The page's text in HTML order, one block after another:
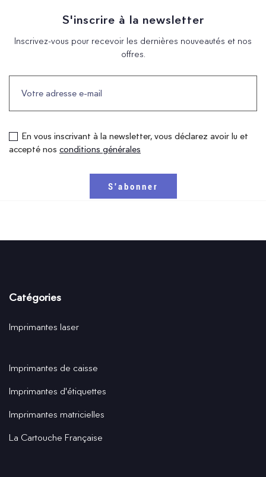
S'inscrire à la newsletter
Inscrivez-vous pour recevoir les dernières nouveautés et nos
offres.
En vous inscrivant à la newsletter, vous déclarez avoir lu et
accepté nos conditions générales
Catégories
Imprimantes laser
Imprimantes de caisse
Imprimantes d'étiquettes
Imprimantes matricielles
La Cartouche Française